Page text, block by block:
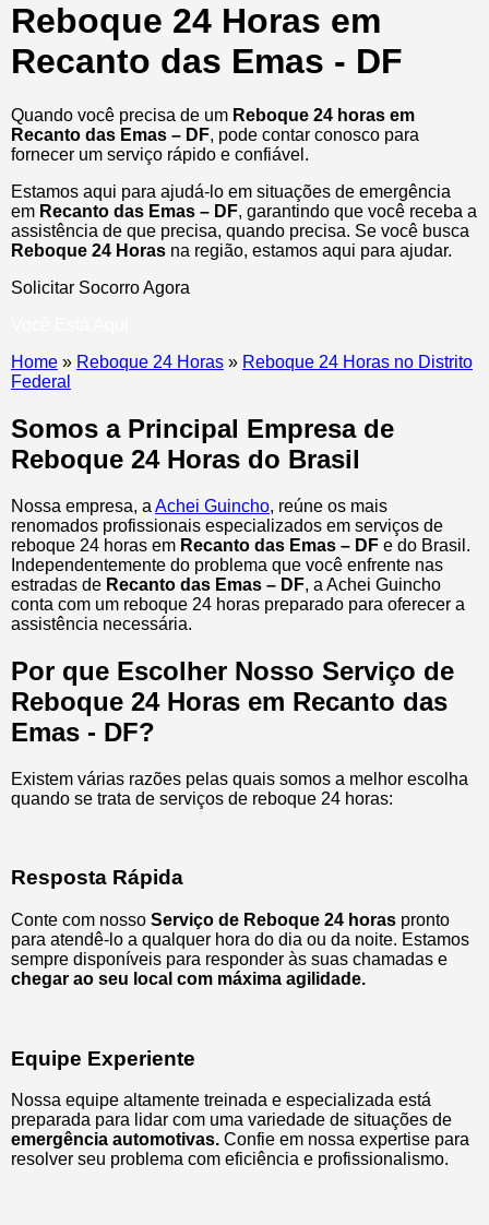
Reboque 24 Horas em
Recanto das Emas - DF
Quando você precisa de um Reboque 24 horas em
Recanto das Emas – DF, pode contar conosco para
fornecer um serviço rápido e confiável.
Estamos aqui para ajudá-lo em situações de emergência
em Recanto das Emas – DF, garantindo que você receba a
assistência de que precisa, quando precisa. Se você busca
Reboque 24 Horas na região, estamos aqui para ajudar.
Solicitar Socorro Agora
Home » Reboque 24 Horas » Reboque 24 Horas no Distrito
Federal
Somos a Principal Empresa de
Reboque 24 Horas do Brasil
Nossa empresa, a Achei Guincho, reúne os mais
renomados profissionais especializados em serviços de
reboque 24 horas em Recanto das Emas – DF e do Brasil .
Independentemente do problema que você enfrente nas
estradas de Recanto das Emas – DF, a Achei Guincho
conta com um reboque 24 horas preparado para oferecer a
assistência necessária.
Por que Escolher Nosso Serviço de
Reboque 24 Horas em Recanto das
Emas - DF?
Existem várias razões pelas quais somos a melhor escolha
quando se trata de serviços de reboque 24 horas:
Resposta Rápida
Conte com nosso Serviço de Reboque 24 horas pronto
para atendê-lo a qualquer hora do dia ou da noite. Estamos
sempre disponíveis para responder às suas chamadas e
chegar ao seu local com máxima agilidade.
Equipe Experiente
Nossa equipe altamente treinada e especializada está
preparada para lidar com uma variedade de situações de
emergência automotivas. Confie em nossa expertise para
resolver seu problema com eficiência e profissionalismo.